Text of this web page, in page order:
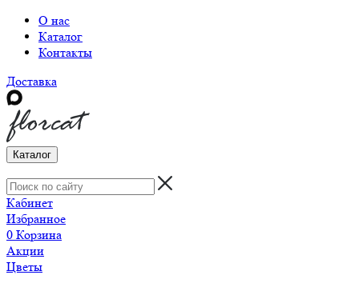
О нас
Каталог
Контакты
Доставка
Каталог
Кабинет
Избранное
0 Корзина
Акции
Цветы